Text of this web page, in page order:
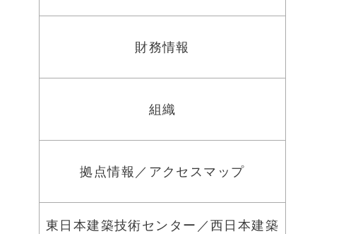
財務情報
組織
拠点情報／アクセスマップ
東日本建築技術センター／西日本建築